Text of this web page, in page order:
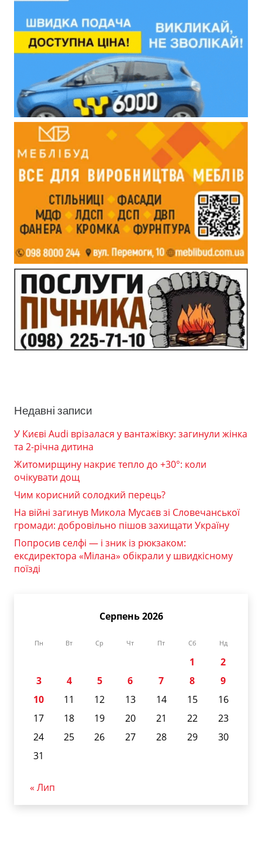
Недавні записи
У Києві Audi врізалася у вантажівку: загинули жінка
та 2-річна дитина
Житомирщину накриє тепло до +30°: коли
очікувати дощ
Чим корисний солодкий перець?
На війні загинув Микола Мусаєв зі Словечанської
громади: добровільно пішов захищати Україну
Попросив селфі — і зник із рюкзаком:
ексдиректора «Мілана» обікрали у швидкісному
поїзді
Серпень 2026
Пн Вт Ср Чт Пт Сб Нд
1
2
3
4 5 6 7 8
9
10
11 12 13 14 15
16
17
18 19 20 21 22
23
24
25 26 27 28 29
30
31
« Лип